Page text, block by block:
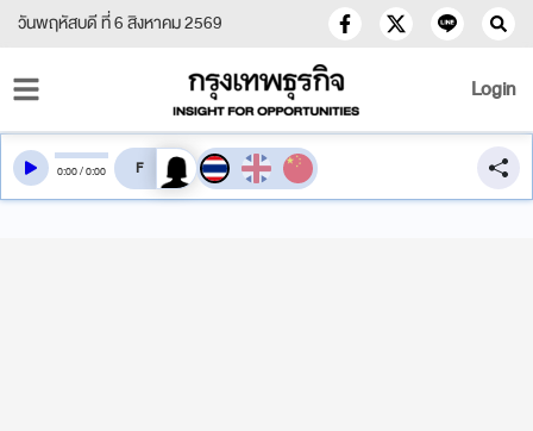
วันพฤหัสบดี ที่ 6 สิงหาคม 2569
Login
0:00/0:00 สลับเสียงอ่าน